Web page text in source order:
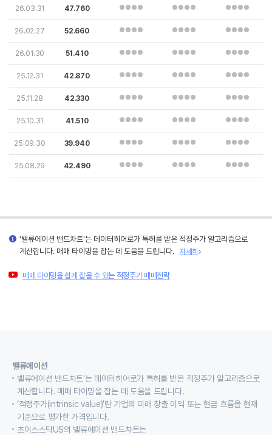
26.03.31 47.760
26.02.27 52.660
26.01.30 51.410
25.12.31 42.870
25.11.28 42.330
25.10.31 41.510
25.09.30 39.940
25.08.29 42.490
'밸류에이션 밴드차트'는 데이터히어로가 특허를 받은 적정주가 알고리즘으로
계산합니다. 매매 타이밍을 잡는 데 도움을 드립니다.
자세히
매매 타이밍을 쉽게 잡을 수 있는 적정주가 매매전략
밸류에이션
밸류에이션 밴드차트'는 데이터히어로가 특허를 받은 적정주가 알고리즘으로
계산합니다. 매매 타이밍을 잡는 데 도움을 드립니다.
‘적정주가(intrinsic value)’란 기업의 미래 창출 이익 또는 현금 흐름을 현재
기준으로 평가한 가격입니다.
초이스스탁US의 밸류에이션 밴드차트는